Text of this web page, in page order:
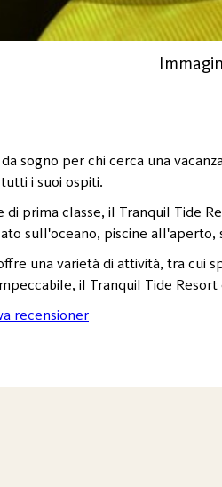
sogno per chi cerca una
i suoi ospiti.
prima classe, il Tranquil Tide
sull'oceano, piscine
una varietà di attività, tra cui
il Tranquil Tide
recensioner